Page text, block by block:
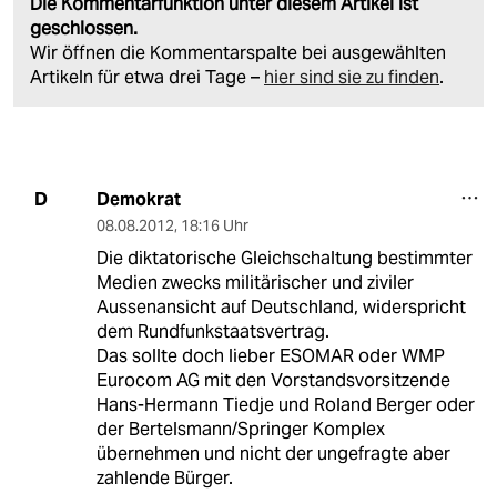
geschlossen.
Wir öffnen die Kommentarspalte bei ausgewählten
Artikeln für etwa drei Tage – hier sind sie zu finden.
D Demokrat
08.08.2012, 18:16 Uhr
Die diktatorische Gleichschaltung bestimmter
Medien zwecks militärischer und ziviler
Aussenansicht auf Deutschland, widerspricht
dem Rundfunkstaatsvertrag.
Das sollte doch lieber ESOMAR oder WMP
Eurocom AG mit den Vorstandsvorsitzende
Hans-Hermann Tiedje und Roland Berger oder
der Bertelsmann/Springer Komplex
übernehmen und nicht der ungefragte aber
zahlende Bürger.